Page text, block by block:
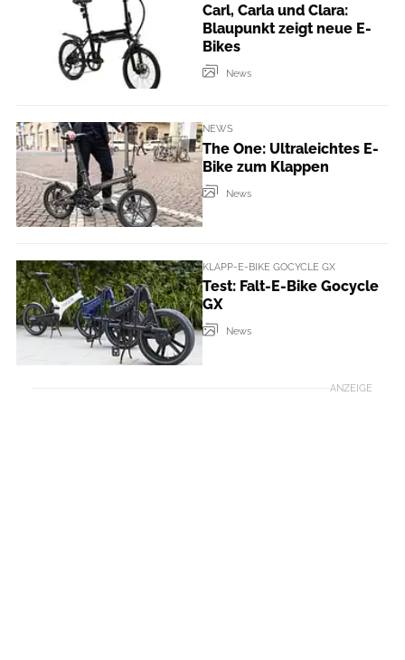
Carl, Carla und Clara:
Blaupunkt zeigt neue E-
Bikes
News
NEWS
The One: Ultraleichtes E-
Bike zum Klappen
News
KLAPP-E-BIKE GOCYCLE GX
Test: Falt-E-Bike Gocycle
GX
News
ANZEIGE